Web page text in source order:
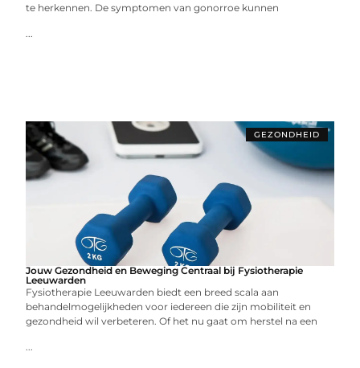
te herkennen. De symptomen van gonorroe kunnen
...
GEZONDHEID
Jouw Gezondheid en Beweging Centraal bij Fysiotherapie
Leeuwarden
Fysiotherapie Leeuwarden biedt een breed scala aan
behandelmogelijkheden voor iedereen die zijn mobiliteit en
gezondheid wil verbeteren. Of het nu gaat om herstel na een
...